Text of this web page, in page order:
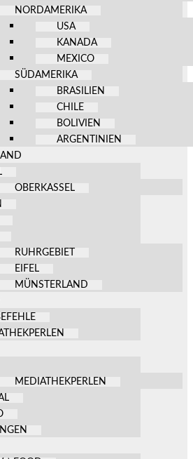
NORDAMERIKA
USA
KANADA
MEXICO
SÜDAMERIKA
BRASILIEN
CHILE
BOLIVIEN
ARGENTINIEN
OBERKASSEL
RUHRGEBIET
EIFEL
MÜNSTERLAND
MEDIATHEKPERLEN